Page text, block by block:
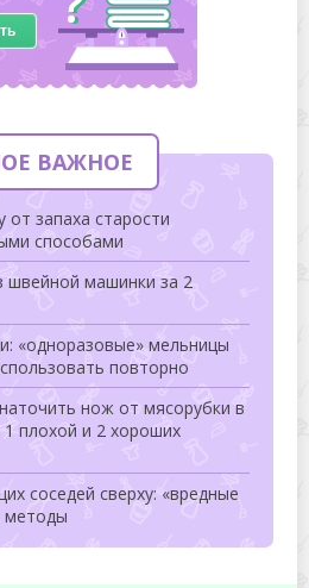
ВАЖНОЕ
от запаха старости
способами
швейной машинки за 2
«одноразовые» мельницы
повторно
нож от мясорубки в
плохой и 2 хороших
соседей сверху: «вредные
методы